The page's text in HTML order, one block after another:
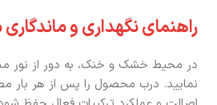
راهنمای نگهداری و
در محیط خشک و خنک، به دور از نور
نمایید. درب محصول را پس از هر بار